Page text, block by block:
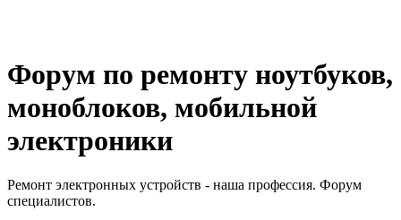
Форум по ремонту ноутбуков,
моноблоков, мобильной
электроники
Ремонт электронных устройств - наша профессия. Форум
специалистов.